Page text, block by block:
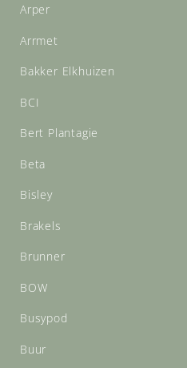
Arper
Arrmet
Bakker Elkhuizen
BCI
Bert Plantagie
Beta
Bisley
Brakels
Brunner
BOW
Busypod
Buur